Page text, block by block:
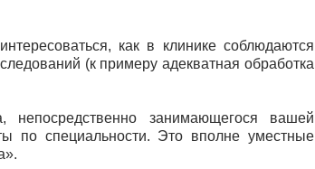
как в клинике соблюдаются
(к примеру адекватная обработка
непосредственно занимающегося вашей
по специальности. Это вполне уместные